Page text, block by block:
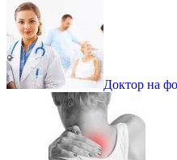
Доктор на